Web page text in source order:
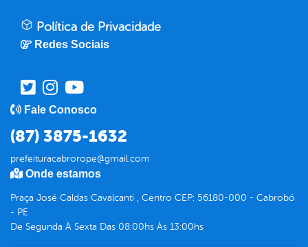
Política de Privacidade
Redes Sociais
Fale Conosco
(87) 3875-1632
prefeituracabrorope@gmail.com
Onde estamos
Praça José Caldas Cavalcanti , Centro CEP: 56180-000 - Cabrobó
- PE
De Segunda À Sexta Das 08:00hs Às 13:00hs